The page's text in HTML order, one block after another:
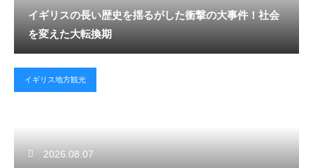
イギリスの長い歴史を揺るがした衝撃の大事件！社会
を変えた大転換期
イギリス地方観光
2026.08.07